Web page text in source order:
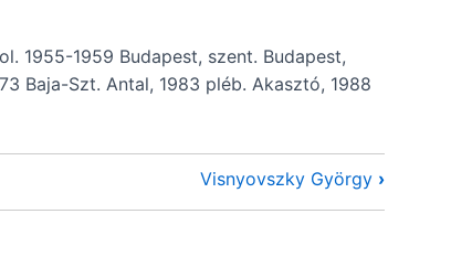
1955-1959 Budapest, szent. Budapest,
Baja-Szt. Antal, 1983 pléb. Akasztó, 1988
Visnyovszky György ›